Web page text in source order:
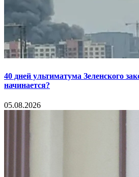
40 дней ультиматума Зеленского
начинается?
05.08.2026